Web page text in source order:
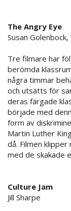
The Angry Eye
Susan
Tre filmare har
berömda
några timmar
och utsätts för
deras färgade
började med
form av
Martin Luther
då. Filmen
med de skakade
Culture Jam
Jill Sharpe